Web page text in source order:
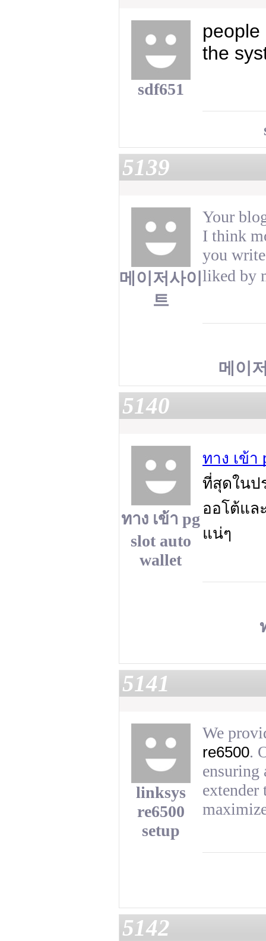
sdf651
the
5139
메이저사이
트
Your
I think
you
liked by
메이
5140
ทาง เข้า pg
slot auto
wallet
ทาง เข้า
ที่สุดในป
ออโต้แล
แน่ๆ
5141
linksys
re6500
setup
We
re6500.
ensuring
extender
5142